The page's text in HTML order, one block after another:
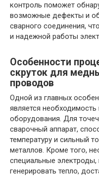
контроль поможет
возможные дефекты и
сварного соединения,
и надежной работы
Особенности
скруток для
проводов
Одной из главных
является
оборудования. Для
сварочный аппарат,
температуру и сильный
металлов. Кроме того,
специальные электроды,
генерировать тепло,